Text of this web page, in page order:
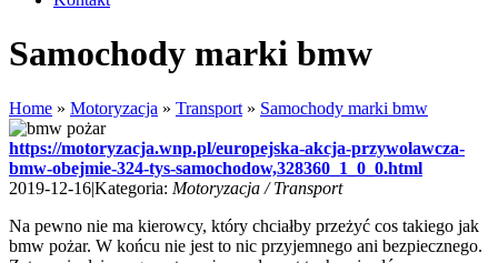
Samochody marki bmw
Home » Motoryzacja » Transport » Samochody marki bmw
https://motoryzacja.wnp.pl/europejska-akcja-przywolawcza-
bmw-obejmie-324-tys-samochodow,328360_1_0_0.html
2019-12-16|Kategoria: Motoryzacja / Transport
Na pewno nie ma kierowcy, który chciałby przeżyć cos takiego jak
bmw pożar. W końcu nie jest to nic przyjemnego ani bezpiecznego.